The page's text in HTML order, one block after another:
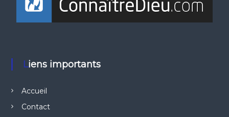
Liens importants
Accueil
Contact